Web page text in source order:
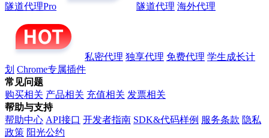
隧道代理Pro 隧道代理 海外代理
私密代理 独享代理 免费代理 学生成长计
划 Chrome专属插件
常见问题
购买相关 产品相关 充值相关 发票相关
帮助与支持
帮助中心 API接口 开发者指南 SDK&代码样例 服务条款 隐私
政策 阳光公约